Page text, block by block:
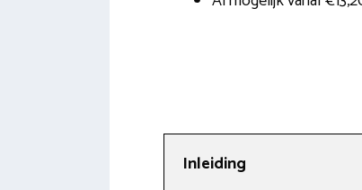
Inleiding